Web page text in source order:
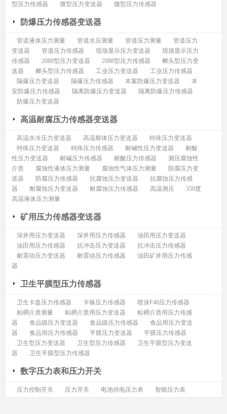
型压力传感器
微型压力变送器 微型压力传感器
防爆压力传感器变送器
管道液体压力测量 管道水压测量 管道压力测量
管道压力
变送器
管道压力传感器 现场显示压力变送器
现场显示压力
传感器
2088型压力变送器 2088型压力传感器
榔头型压力变
送器
榔头型压力传感器 工业压力变送器
工业压力传感器
隔爆压力变送器
隔爆压力传感器 本案防爆压力变送器
本
安防爆压力传感器
隔离防爆压力变送器
隔离防爆压力传感器
防爆压力变送器
高温耐腐压力传感器变送器
高温水冷压力变送器 高温熔体压力变送器
特殊压力变送器
特殊压力变送器
特殊压力传感器 耐碱性压力变送器
耐酸
性压力变送器
耐碱压力传感器 耐酸压力传感器
测压腐蚀性
介质
腐蚀性液体压力测量 腐蚀性气体压力测量
防腐压力变
送器
防腐压力传感器 抗腐蚀压力变送器
抗腐蚀压力传感
器
耐腐蚀压力变送器 耐腐蚀压力传感器 高温测压
350度
高温液体压力测量
矿用压力传感器变送器
深井用压力变送器 深井用压力传感器
油田用压力变送器
油田用压力传感器
抗冲击压力变送器
抗冲击压力传感器
耐震动压力变送器
耐震动压力传感器
油田矿井用压力传感
器
卫生平膜型压力传感器
卫生卡盘压力传感器 卡箍压力传感器
喷涂F40压力传感器
粘稠介质测量
粘稠介质用压力变送器
粘稠介质用压力传感
器
食品级压力变送器 食品级压力传感器
食品用压力变送
器
食品用压力传感器 平膜压力变送器
平膜压力传感器
卫生型压力变送器
卫生型压力传感器
卫生平膜型压力变送
器
卫生平膜型压力传感器
数字压力表和压力开关
压力控制开关 压力开关 电池供电压力表 智能压力表